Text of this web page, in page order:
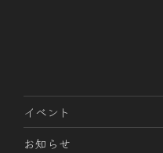
イベント
お知らせ